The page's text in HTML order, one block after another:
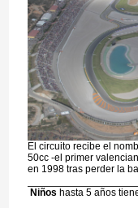
El circuito recibe el
50cc -el primer
en 1998 tras perder la
Niños hasta 5 años